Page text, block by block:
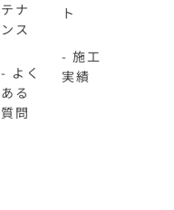
テナ
ンス
- よく
ある
質問
ト
- 施工
実績